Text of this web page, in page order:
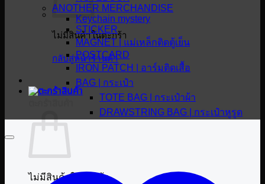
ไม่มีสินค้าในตะกร้า
กลับสู่หน้าร้านค้า
ไม่มีสินค้าในตะกร้า
ANOTHER MERCHANDISE
Keychain mystery
STICKER
MAGNET | แม่เหล็กติดตู้เย็น
POSTCARD
IRON PATCH | อาร์มติดเสื้อ
BAG | กระเป๋า
TOTE BAG | กระเป๋าผ้า
DRAWSTRING BAG | กระเป๋าหูรูด